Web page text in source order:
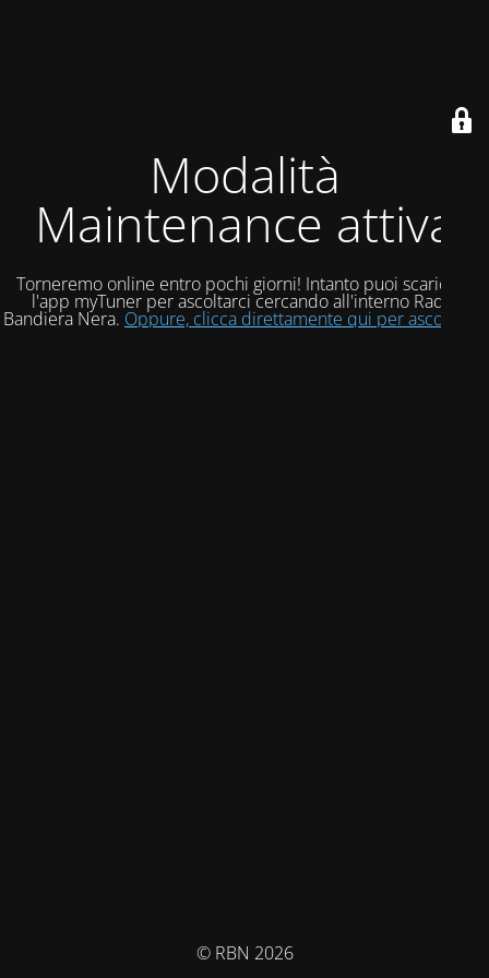
Modalità
Maintenance attiva
Torneremo online entro pochi giorni! Intanto puoi scaricare
l'app myTuner per ascoltarci cercando all'interno Radio
Bandiera Nera. Oppure, clicca direttamente qui per ascoltarci!
© RBN 2026